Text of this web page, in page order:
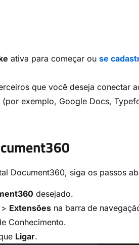
ativa para começar ou se
que você deseja conectar
(por exemplo, Google Docs,
Document360, siga os passos
desejado.
Extensões na barra de
Conhecimento.
Ligar.